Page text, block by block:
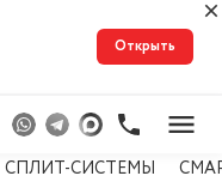
Открыть
СПЛИТ-СИСТЕМЫ